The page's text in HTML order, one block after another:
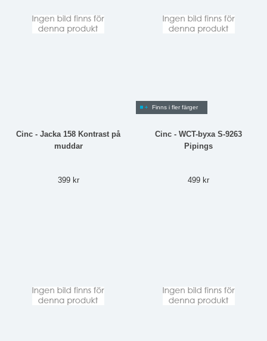
Cinc - Jacka 158 Kontrast på
muddar
399 kr
Finns i fler färger
Cinc - WCT-byxa S-9263
Pipings
499 kr